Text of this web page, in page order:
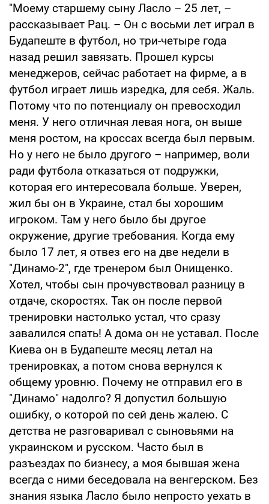
"Моему старшему сыну Ласло – 25 лет, –
рассказывает Рац. – Он с восьми лет играл в
Будапеште в футбол, но три-четыре года
назад решил завязать. Прошел курсы
менеджеров, сейчас работает на фирме, а в
футбол играет лишь изредка, для себя. Жаль.
Потому что по потенциалу он превосходил
меня. У него отличная левая нога, он выше
меня ростом, на кроссах всегда был первым.
Но у него не было другого – например, воли
ради футбола отказаться от подружки,
которая его интересовала больше. Уверен,
жил бы он в Украине, стал бы хорошим
игроком. Там у него было бы другое
окружение, другие требования. Когда ему
было 17 лет, я отвез его на две недели в
"Динамо-2", где тренером был Онищенко.
Хотел, чтобы сын прочувствовал разницу в
отдаче, скоростях. Так он после первой
тренировки настолько устал, что сразу
завалился спать! А дома он не уставал. После
Киева он в Будапеште месяц летал на
тренировках, а потом снова вернулся к
общему уровню. Почему не отправил его в
"Динамо" надолго? Я допустил большую
ошибку, о которой по сей день жалею. С
детства не разговаривал с сыновьями на
украинском и русском. Часто был в
разъездах по бизнесу, а моя бывшая жена
всегда с ними беседовала на венгерском. Без
знания языка Ласло было непросто уехать в